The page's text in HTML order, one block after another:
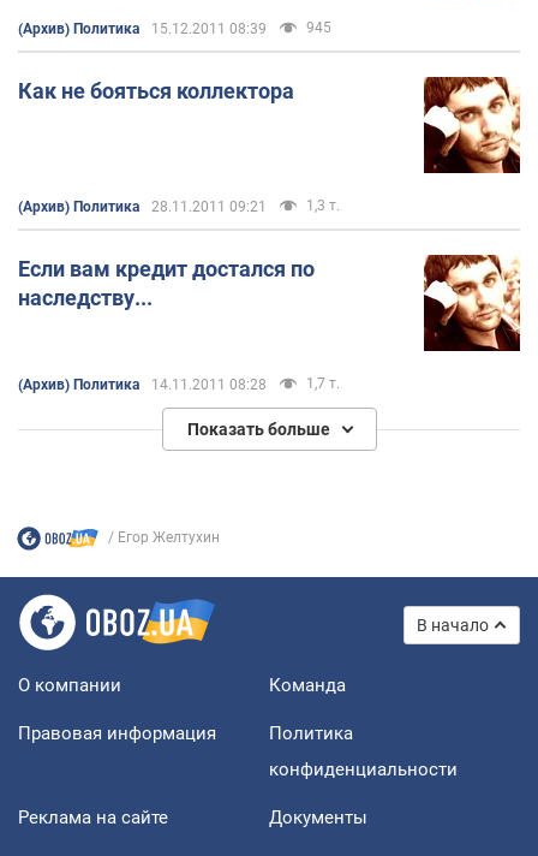
(Архив) Политика 15.12.2011 08:39 945
Как не бояться коллектора
(Архив) Политика 28.11.2011 09:21 1,3 т.
Если вам кредит достался по
наследству...
(Архив) Политика 14.11.2011 08:28 1,7 т.
Показать больше
Егор Желтухин
В начало
О компании Команда
Правовая информация
Политика
конфиденциальности
Реклама на сайте Документы